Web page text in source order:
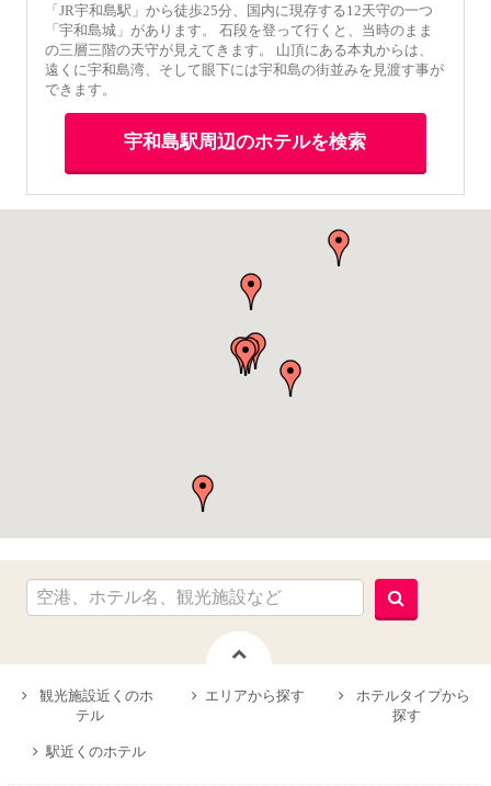
「JR宇和島駅」から徒歩25分、国内に現存する12天守の一つ
「宇和島城」があります。 石段を登って行くと、当時のまま
の三層三階の天守が見えてきます。 山頂にある本丸からは、
遠くに宇和島湾、そして眼下には宇和島の街並みを見渡す事が
できます。
宇和島駅周辺のホテルを検索
観光施設近くのホ
テル
エリアから探す
ホテルタイプから
探す
駅近くのホテル